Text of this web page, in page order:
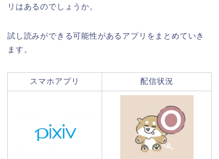
リはあるのでしょうか。
試し読みができる可能性があるアプリをまとめていき
ます。
スマホアプリ 配信状況